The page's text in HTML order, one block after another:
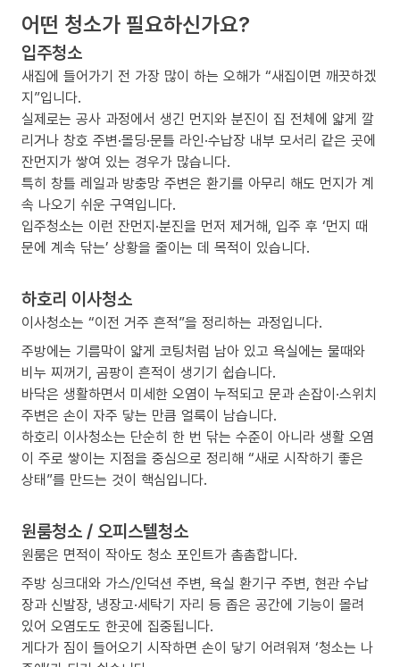
어떤 청소가 필요하신가요?
입주청소
새집에 들어가기 전 가장 많이 하는 오해가 “새집이면 깨끗하겠
지”입니다.
실제로는 공사 과정에서 생긴 먼지와 분진이 집 전체에 얇게 깔
리거나 창호 주변·몰딩·문틀 라인·수납장 내부 모서리 같은 곳에
잔먼지가 쌓여 있는 경우가 많습니다.
특히 창틀 레일과 방충망 주변은 환기를 아무리 해도 먼지가 계
속 나오기 쉬운 구역입니다.
입주청소는 이런 잔먼지·분진을 먼저 제거해, 입주 후 ‘먼지 때
문에 계속 닦는’ 상황을 줄이는 데 목적이 있습니다.
하호리 이사청소
이사청소는 “이전 거주 흔적”을 정리하는 과정입니다.
주방에는 기름막이 얇게 코팅처럼 남아 있고 욕실에는 물때와
비누 찌꺼기, 곰팡이 흔적이 생기기 쉽습니다.
바닥은 생활하면서 미세한 오염이 누적되고 문과 손잡이·스위치
주변은 손이 자주 닿는 만큼 얼룩이 남습니다.
하호리 이사청소는 단순히 한 번 닦는 수준이 아니라 생활 오염
이 주로 쌓이는 지점을 중심으로 정리해 “새로 시작하기 좋은
상태”를 만드는 것이 핵심입니다.
원룸청소 / 오피스텔청소
원룸은 면적이 작아도 청소 포인트가 촘촘합니다.
주방 싱크대와 가스/인덕션 주변, 욕실 환기구 주변, 현관 수납
장과 신발장, 냉장고·세탁기 자리 등 좁은 공간에 기능이 몰려
있어 오염도도 한곳에 집중됩니다.
게다가 짐이 들어오기 시작하면 손이 닿기 어려워져 ‘청소는 나